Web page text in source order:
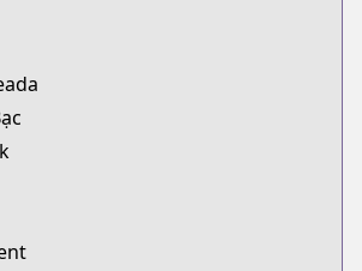
gin-tama